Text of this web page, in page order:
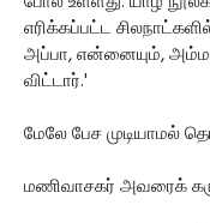
எரிக்கப்பட்ட
அப்பா, என்னையும்,
விட்டார்.'
மேலே பேச
மணிவாசகர் அவரைக்